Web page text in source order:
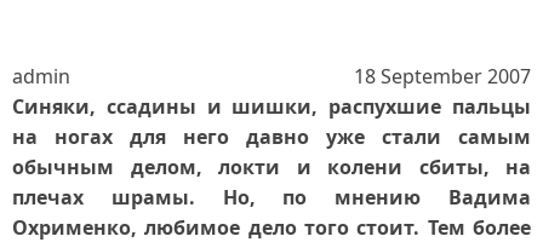
admin
18 September 2007
Синяки, ссадины и шишки, распухшие пальцы
на ногах для него давно уже стали самым
обычным делом, локти и колени сбиты, на
плечах шрамы. Но, по мнению Вадима
Охрименко, любимое дело того стоит. Тем более